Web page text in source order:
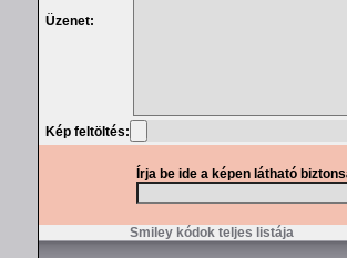
Üzenet:
Kép feltöltés:
Írja be ide a képen látható
Smiley kódok teljes listája